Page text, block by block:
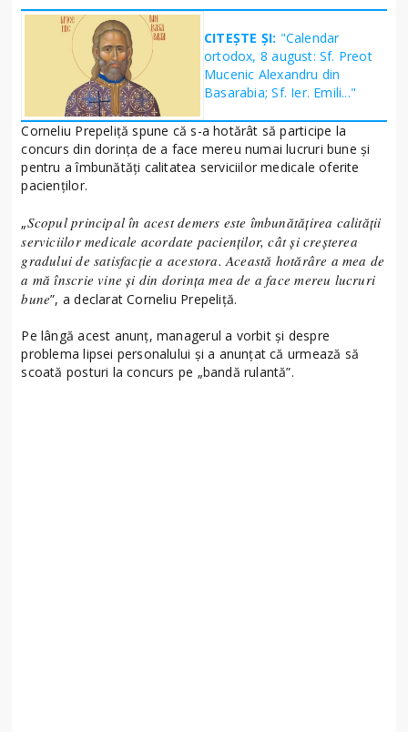
CITEȘTE ȘI: "Calendar
ortodox, 8 august: Sf. Preot
Mucenic Alexandru din
Basarabia; Sf. Ier. Emili..."
Corneliu Prepeliță spune că s-a hotărât să participe la
concurs din dorința de a face mereu numai lucruri bune și
pentru a îmbunătăți calitatea serviciilor medicale oferite
pacienților.
„Scopul principal în acest demers este îmbunătățirea calității
serviciilor medicale acordate pacienților, cât și creșterea
gradului de satisfacție a acestora. Această hotărâre a mea de
a mă înscrie vine și din dorința mea de a face mereu lucruri
bune”, a declarat Corneliu Prepeliță.
Pe lângă acest anunț, managerul a vorbit și despre
problema lipsei personalului și a anunțat că urmează să
scoată posturi la concurs pe „bandă rulantă”.